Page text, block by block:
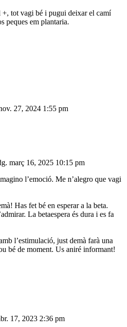
tot vagi bé i pugui deixar el camí
peques em plantaria.
27, 2024 1:55 pm
març 16, 2025 10:15 pm
l’emoció. Me n’alegro que vagi
Has fet bé en esperar a la beta.
La betaespera és dura i es fa
l’estimulació, just demà farà una
bé de moment. Us aniré informant!
17, 2023 2:36 pm